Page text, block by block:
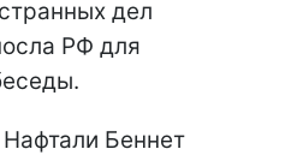
дел
РФ для
Беннет